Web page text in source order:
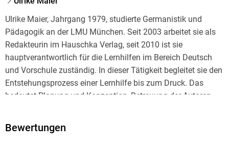
Ulrike Maier, Jahrgang 1979, studierte Germanistik und
Pädagogik an der LMU München. Seit 2003 arbeitet sie als
Redakteurin im Hauschka Verlag, seit 2010 ist sie
hauptverantwortlich für die Lernhilfen im Bereich Deutsch
und Vorschule zuständig. In dieser Tätigkeit begleitet sie den
Entstehungsprozess einer Lernhilfe bis zum Druck. Das
bedeutet Planung und Konzeption, Betreuung der Autoren
bringt sie bei der Erstellung eigener Lernhilfen für den
Bewertungen